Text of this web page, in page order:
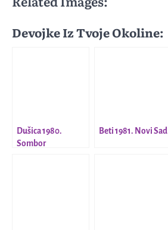
Devojke Iz Tvoje Okoline:
Dušica 1980.
Sombor
Beti 1981. Novi Sad